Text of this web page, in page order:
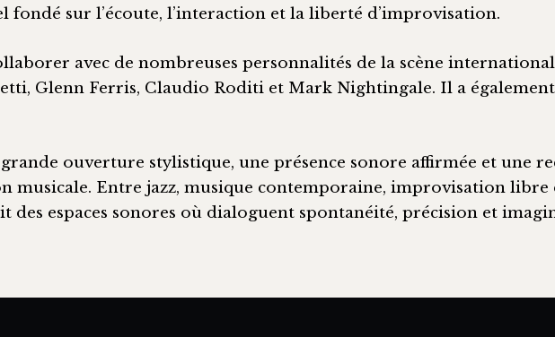
fondé sur l’écoute, l’interaction et la liberté d’improvisation.
avec de nombreuses personnalités de la scène
Glenn Ferris, Claudio Roditi et Mark Nightingale. Il a
ouverture stylistique, une présence sonore affirmée et une
musicale. Entre jazz, musique contemporaine, improvisation libre
espaces sonores où dialoguent spontanéité, précision et